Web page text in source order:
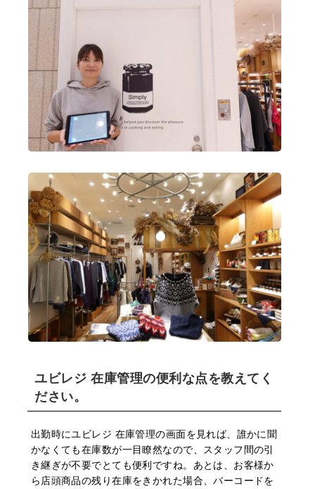
ユビレジ 在庫管理の便利な点を教えてく
ださい。
出勤時にユビレジ 在庫管理の画⾯を⾒れば、誰かに聞
かなくても在庫数が⼀⽬瞭然なので、スタッフ間の引
き継ぎが不要でとても便利ですね。あとは、お客様か
ら店頭商品の残り在庫をきかれた場合、バーコードを